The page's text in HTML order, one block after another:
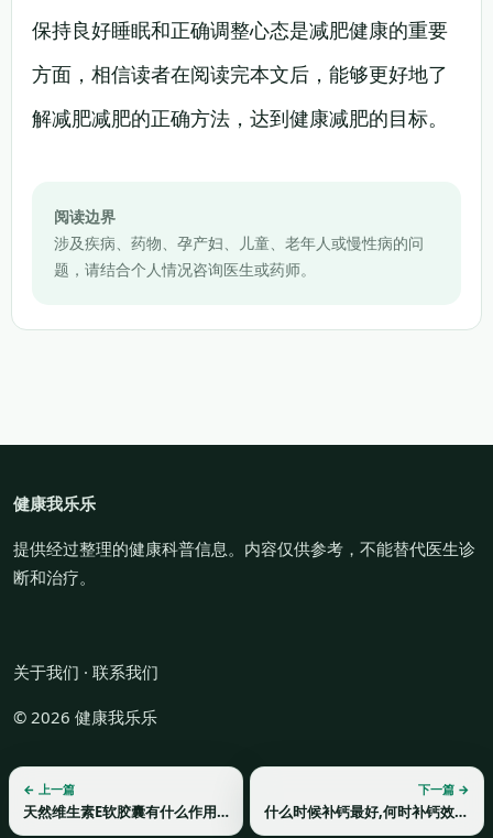
保持良好睡眠和正确调整心态是减肥健康的重要
方面，相信读者在阅读完本文后，能够更好地了
解减肥减肥的正确方法，达到健康减肥的目标。
阅读边界
涉及疾病、药物、孕产妇、儿童、老年人或慢性病的问
题，请结合个人情况咨询医生或药师。
← 上一篇
天然维生素E软胶囊有什么作用？
下一篇 →
什么时候补钙最好,何时补钙效果最佳？
健康我乐乐
提供经过整理的健康科普信息。内容仅供参考，不能替代医生诊
断和治疗。
关于我们 · 联系我们
© 2026 健康我乐乐